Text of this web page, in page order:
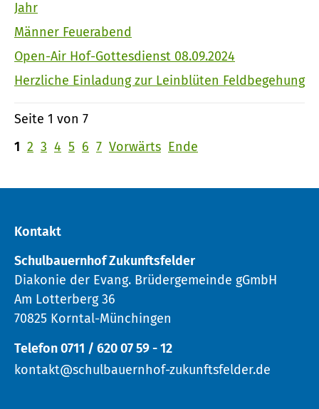
Jahr
Männer Feuerabend
Open-Air Hof-Gottesdienst 08.09.2024
Herzliche Einladung zur Leinblüten Feldbegehung
Seite 1 von 7
1 2 3 4 5 6 7 Vorwärts Ende
Kontakt
Schulbauernhof Zukunftsfelder
Diakonie der Evang. Brüdergemeinde gGmbH
Am Lotterberg 36
70825 Korntal-Münchingen
Telefon 0711 / 620 07 59 - 12
kontakt@schulbauernhof-zukunftsfelder.de